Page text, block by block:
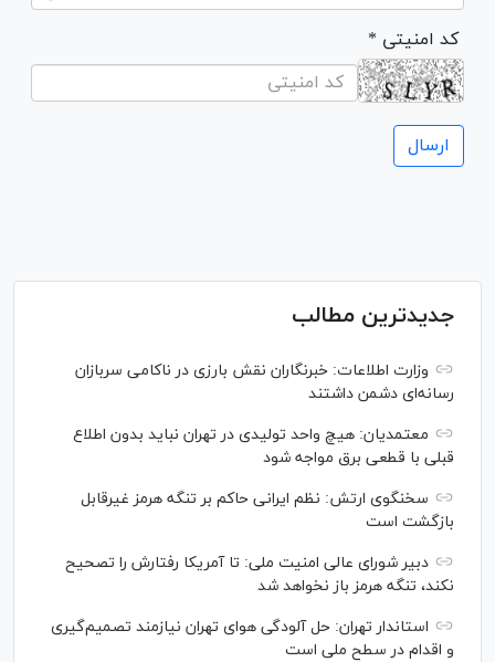
* کد امنیتی
جدیدترین مطالب
وزارت اطلاعات: خبرنگاران نقش بارزی در ناکامی سربازان
رسانه‌ای دشمن داشتند
معتمدیان: هیچ واحد تولیدی در تهران نباید بدون اطلاع
قبلی با قطعی برق مواجه شود
سخنگوی ارتش: نظم ایرانی حاکم بر تنگه هرمز غیرقابل
بازگشت است
دبیر شورای عالی امنیت ملی: تا آمریکا رفتارش را تصحیح
نکند، تنگه هرمز باز نخواهد شد
استاندار تهران: حل آلودگی هوای تهران نیازمند تصمیم‌گیری
و اقدام در سطح ملی است